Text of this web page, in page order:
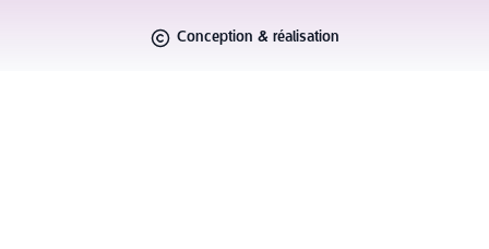
Conception & réalisation